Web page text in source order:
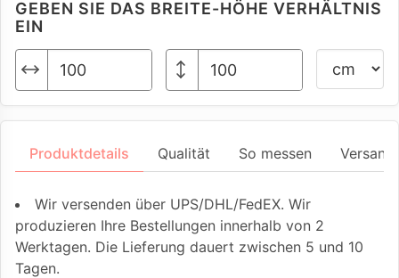
GEBEN SIE DAS BREITE-HÖHE VERHÄLTNIS
EIN
Produktdetails Qualität So messen
Wir versenden über UPS/DHL/FedEX. Wir
produzieren Ihre Bestellungen innerhalb von 2
Werktagen. Die Lieferung dauert zwischen 5 und 10
Tagen.